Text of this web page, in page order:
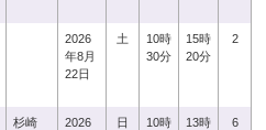
2026
年8月
22日
土
10時
30分
15時
20分
2
杉崎
2026
日
10時
13時
6